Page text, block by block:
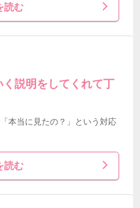
読む
く説明をしてくれて丁
本当に見たの？」という対応
読む